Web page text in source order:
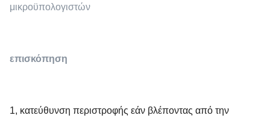
μικροϋπολογιστών
επισκόπηση
1, κατεύθυνση περιστροφής εάν βλέποντας από την